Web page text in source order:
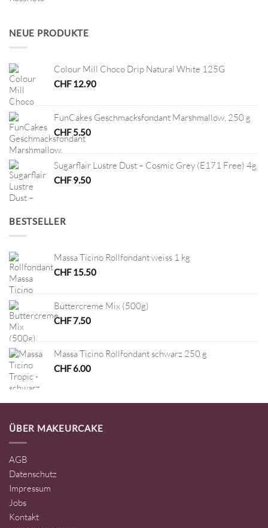
NEUE PRODUKTE
Colour Mill Choco Drip Natural White 125G
CHF12.90
FunCakes Geschmacksfondant Marshmallow, 250 g
CHF5.50
Sugarflair Lustre Dust – Cosmic Grey (E171 Free) 4g
CHF9.50
BESTSELLER
Massa Ticino Rollfondant weiss 1 kg
CHF15.50
Buttercreme Mix (500g)
CHF7.50
Massa Ticino Rollfondant schwarz 250 g
CHF6.00
ÜBER MAKEURCAKE
AGB
Datenschutz
Impressum
Jobs
Kontakt